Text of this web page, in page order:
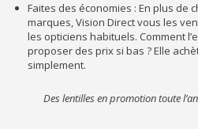
Faites des économies : En plus de
marques, Vision Direct vous les
les opticiens habituels. Comment
proposer des prix si bas ? Elle
simplement.
Des lentilles en promotion toute